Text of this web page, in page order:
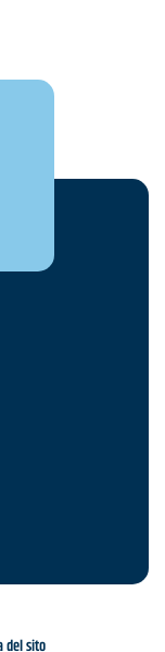
del sito